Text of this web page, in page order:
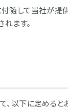
随して当社が提供
れます。
、以下に定める